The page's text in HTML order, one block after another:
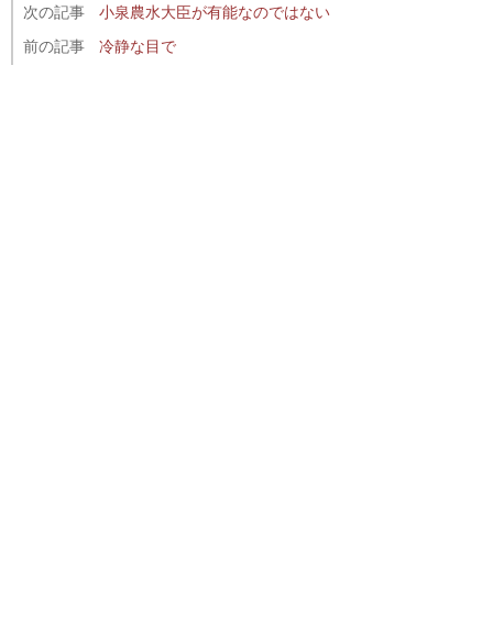
次の記事
小泉農水大臣が有能なのではない
前の記事
冷静な目で